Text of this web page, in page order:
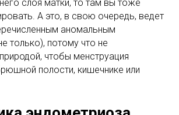
слоя матки, то там вы тоже
А это, в свою очередь, ведет
аномальным
только), потому что не
чтобы менструация
полости, кишечнике или